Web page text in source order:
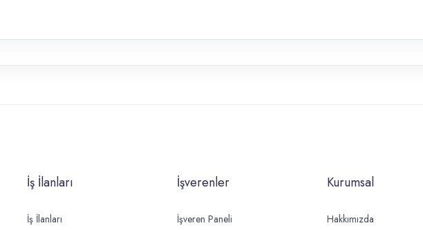
İş İlanları
İş İlanları
İşverenler
İşveren Paneli
Kurumsal
Hakkımızda